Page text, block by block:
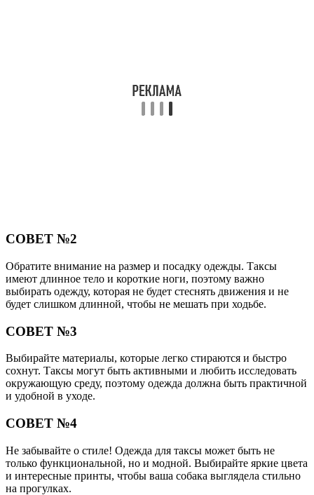
СОВЕТ №2
Обратите внимание на размер и посадку одежды. Таксы
имеют длинное тело и короткие ноги, поэтому важно
выбирать одежду, которая не будет стеснять движения и не
будет слишком длинной, чтобы не мешать при ходьбе.
СОВЕТ №3
Выбирайте материалы, которые легко стираются и быстро
сохнут. Таксы могут быть активными и любить исследовать
окружающую среду, поэтому одежда должна быть практичной
и удобной в уходе.
СОВЕТ №4
Не забывайте о стиле! Одежда для таксы может быть не
только функциональной, но и модной. Выбирайте яркие цвета
и интересные принты, чтобы ваша собака выглядела стильно
на прогулках.